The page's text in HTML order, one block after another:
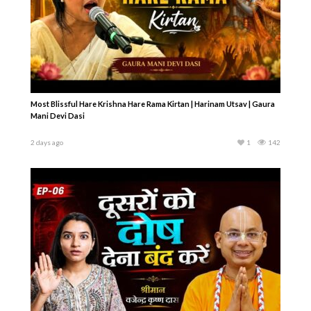
Most Blissful Hare Krishna Hare Rama Kirtan | Harinam Utsav | Gaura
Mani Devi Dasi
2 days ago 142
1